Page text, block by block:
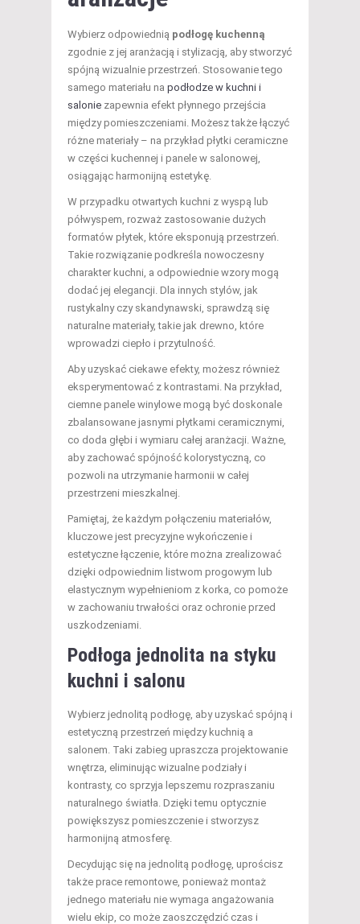
Wybierz odpowiednią podłogę kuchenną
zgodnie z jej aranżacją i stylizacją, aby stworzyć
spójną wizualnie przestrzeń. Stosowanie tego
samego materiału na podłodze w kuchni i
salonie zapewnia efekt płynnego przejścia
między pomieszczeniami. Możesz także łączyć
różne materiały – na przykład płytki ceramiczne
w części kuchennej i panele w salonowej,
osiągając harmonijną estetykę.
W przypadku otwartych kuchni z wyspą lub
półwyspem, rozważ zastosowanie dużych
formatów płytek, które eksponują przestrzeń.
Takie rozwiązanie podkreśla nowoczesny
charakter kuchni, a odpowiednie wzory mogą
dodać jej elegancji. Dla innych stylów, jak
rustykalny czy skandynawski, sprawdzą się
naturalne materiały, takie jak drewno, które
wprowadzi ciepło i przytulność.
Aby uzyskać ciekawe efekty, możesz również
eksperymentować z kontrastami. Na przykład,
ciemne panele winylowe mogą być doskonale
zbalansowane jasnymi płytkami ceramicznymi,
co doda głębi i wymiaru całej aranżacji. Ważne,
aby zachować spójność kolorystyczną, co
pozwoli na utrzymanie harmonii w całej
przestrzeni mieszkalnej.
Pamiętaj, że każdym połączeniu materiałów,
kluczowe jest precyzyjne wykończenie i
estetyczne łączenie, które można zrealizować
dzięki odpowiednim listwom progowym lub
elastycznym wypełnieniom z korka, co pomoże
w zachowaniu trwałości oraz ochronie przed
uszkodzeniami.
Podłoga jednolita na styku
kuchni i salonu
Wybierz jednolitą podłogę, aby uzyskać spójną i
estetyczną przestrzeń między kuchnią a
salonem. Taki zabieg upraszcza projektowanie
wnętrza, eliminując wizualne podziały i
kontrasty, co sprzyja lepszemu rozpraszaniu
naturalnego światła. Dzięki temu optycznie
powiększysz pomieszczenie i stworzysz
harmonijną atmosferę.
Decydując się na jednolitą podłogę, uprościsz
także prace remontowe, ponieważ montaż
jednego materiału nie wymaga angażowania
wielu ekip, co może zaoszczędzić czas i